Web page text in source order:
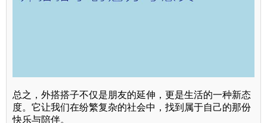
总之，外搭搭子不仅是朋友的延伸，更是生活的一种新态
度。它让我们在纷繁复杂的社会中，找到属于自己的那份
快乐与陪伴。